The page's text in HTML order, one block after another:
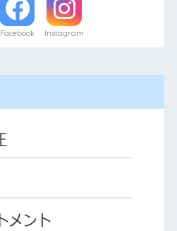
Facebook Instagram